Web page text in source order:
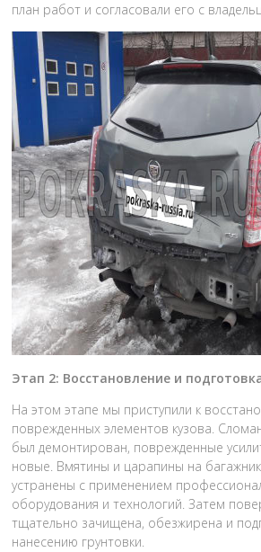
план работ и согласовали его с
Этап 2: Восстановление и
На этом этапе мы приступили к
поврежденных элементов кузова.
был демонтирован, поврежденные
новые. Вмятины и царапины на
устранены с применением
оборудования и технологий. Затем
тщательно зачищена, обезжирена и
нанесению грунтовки.